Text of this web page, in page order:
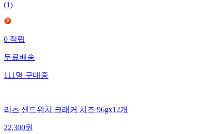
(1)
0 적립
무료배송
111 명 구매중
리츠 샌드위치 크래커 치즈 96gx12개
22,300원